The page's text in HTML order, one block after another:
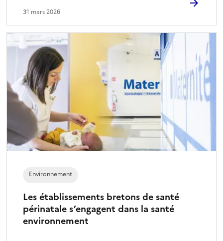
31 mars 2026
Les établissements bretons de santé
périnatale s’engagent dans la santé
environnement
Environnement